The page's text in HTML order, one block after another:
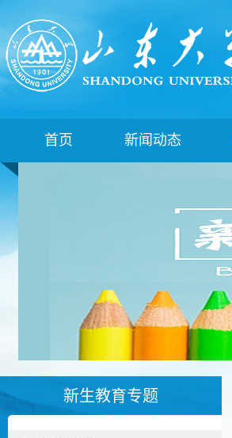
首页 新闻动态
新生教育专题